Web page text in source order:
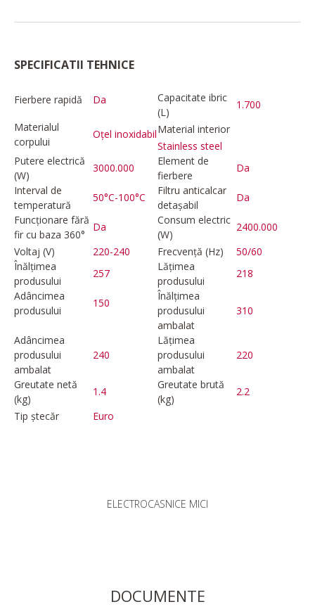
SPECIFICATII TEHNICE
Fierbere rapidă Da
Capacitate ibric
(L)
1.700
Materialul
corpului
Oțel inoxidabilMaterial interior
Stainless steel
Putere electrică
(W)
3000.000
Element de
fierbere
Da
Interval de
temperatură
50°C-100°C
Filtru anticalcar
detașabil
Da
Funcționare fără
fir cu baza 360°
Da
Consum electric
(W)
2400.000
Voltaj (V)
220-240 Frecvență (Hz)
50/60
Înălțimea
produsului
257
Lățimea
produsului
218
Adâncimea
produsului
150
Înălțimea
produsului
ambalat
310
Adâncimea
produsului
ambalat
240
Lățimea
produsului
ambalat
220
Greutate netă
(kg)
1.4
Greutate brută
(kg)
2.2
Tip ștecăr
Euro
ELECTROCASNICE MICI
DOCUMENTE